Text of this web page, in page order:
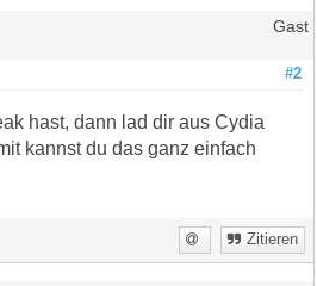
Gast
#2
hast, dann lad dir aus Cydia
kannst du das ganz einfach
Zitieren